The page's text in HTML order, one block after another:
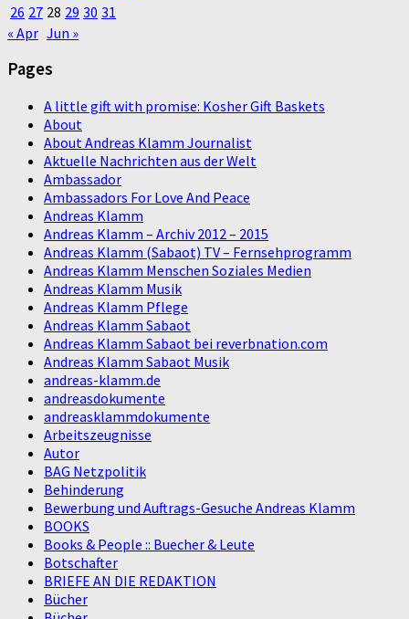
26 27 28 29 30 31
« Apr Jun »
Pages
A little gift with promise: Kosher Gift Baskets
About
About Andreas Klamm Journalist
Aktuelle Nachrichten aus der Welt
Ambassador
Ambassadors For Love And Peace
Andreas Klamm
Andreas Klamm – Archiv 2012 – 2015
Andreas Klamm (Sabaot) TV – Fernsehprogramm
Andreas Klamm Menschen Soziales Medien
Andreas Klamm Musik
Andreas Klamm Pflege
Andreas Klamm Sabaot
Andreas Klamm Sabaot bei reverbnation.com
Andreas Klamm Sabaot Musik
andreas-klamm.de
andreasdokumente
andreasklammdokumente
Arbeitszeugnisse
Autor
BAG Netzpolitik
Behinderung
Bewerbung und Auftrags-Gesuche Andreas Klamm
BOOKS
Books & People :: Buecher & Leute
Botschafter
BRIEFE AN DIE REDAKTION
Bücher